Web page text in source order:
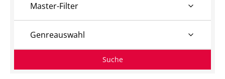
Master-Filter
Genreauswahl
Suche